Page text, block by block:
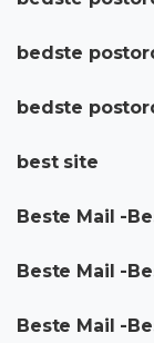
bedste
bedste
best site
Beste Mail -
Beste Mail -
Beste Mail -